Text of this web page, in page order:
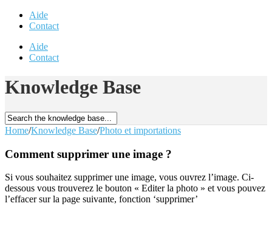
Aide
Contact
Aide
Contact
Knowledge Base
Home/Knowledge Base/Photo et importations
Comment supprimer une image ?
Si vous souhaitez supprimer une image, vous ouvrez l’image. Ci-
dessous vous trouverez le bouton « Editer la photo » et vous pouvez
l’effacer sur la page suivante, fonction ‘supprimer’